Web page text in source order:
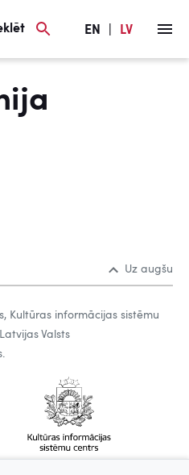
EN LV
Uz augšu
Kultūras informācijas sistēmu
Valsts